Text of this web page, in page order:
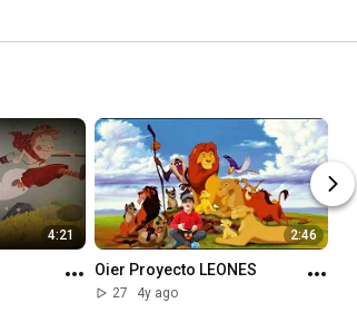
4:21 2:46
Oier Proyecto LEONES
27 4y ago